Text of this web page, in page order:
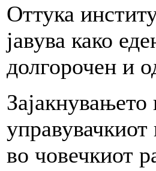
Оттука
јавува како
долгорочен и
во човечкиот